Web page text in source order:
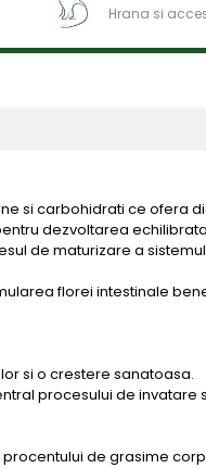
Hrana si
si carbohidrati ce ofera
dezvoltarea
de maturizare a
florei intestinale
si o crestere sanatoasa.
procesului de invatare
de grasime